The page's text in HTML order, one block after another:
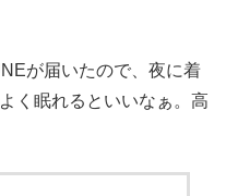
が届いたので、夜に着
く眠れるといいなぁ。高